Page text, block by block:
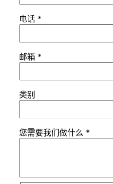
电话 *
邮箱 *
类别
您需要我们做什么 *